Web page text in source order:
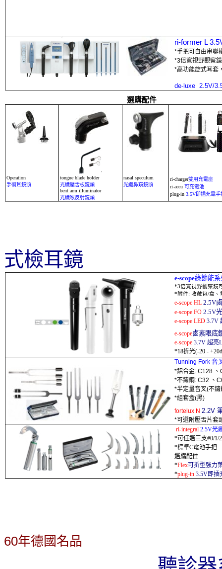
ri-former L
*手把可自由串聯
*3倍寬視野觀察
*高功能旋式耳套
de-luxe 2.5V/
選購配件
Operation
手術耳鏡頭
tongue blade holder
光纖壓舌板鏡頭
bent arm illuminator
光纖喉反射鏡頭
nasal speculum
光纖鼻窺鏡頭
ri-charger雙用充電座
ri-accu 可充電池
plug-in 3.5V即插充電手
式檢耳鏡
e-scope綠節能系
*3倍寬視野觀察鏡
* 附件: 收藏包/盒、
e-scope HL 2.5V
e-scope FO 2.5V
e-scope LED 3.7V
e-scope鹵素眼底
e-scope 3.7V 超亮
*18折光(-20 - +20
Tunning Fork音
*鋁合金: C128 、
*不鏽鋼 : C32 、
*半定量音叉(不鏽
*組套盒(黑)
fortelux N 2.2V
*可選附壓舌片套
ri-integral 2.5V光
*可任選三支#0/1/
*標準C電池手把
選購配件
*Flex可折型強力
*plug-in 3.5V即插
60年德國名品